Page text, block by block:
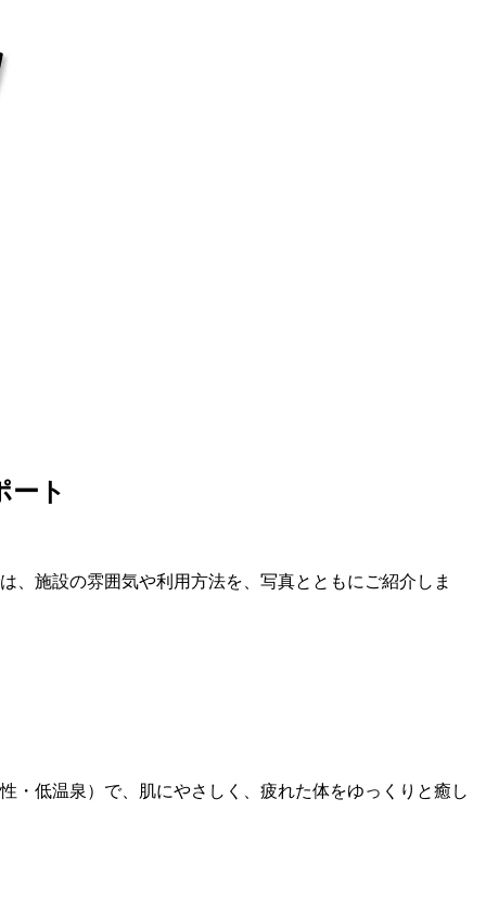
ート
、施設の雰囲気や利用方法を、写真とともにご紹介しま
・低温泉）で、肌にやさしく、疲れた体をゆっくりと癒し